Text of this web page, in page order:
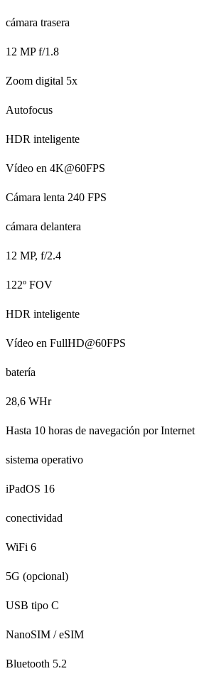
cámara trasera
12 MP f/1.8
Zoom digital 5x
Autofocus
HDR inteligente
Vídeo en 4K@60FPS
Cámara lenta 240 FPS
cámara delantera
12 MP, f/2.4
122º FOV
HDR inteligente
Vídeo en FullHD@60FPS
batería
28,6 WHr
Hasta 10 horas de navegación por Internet
sistema operativo
iPadOS 16
conectividad
WiFi 6
5G (opcional)
USB tipo C
NanoSIM / eSIM
Bluetooth 5.2